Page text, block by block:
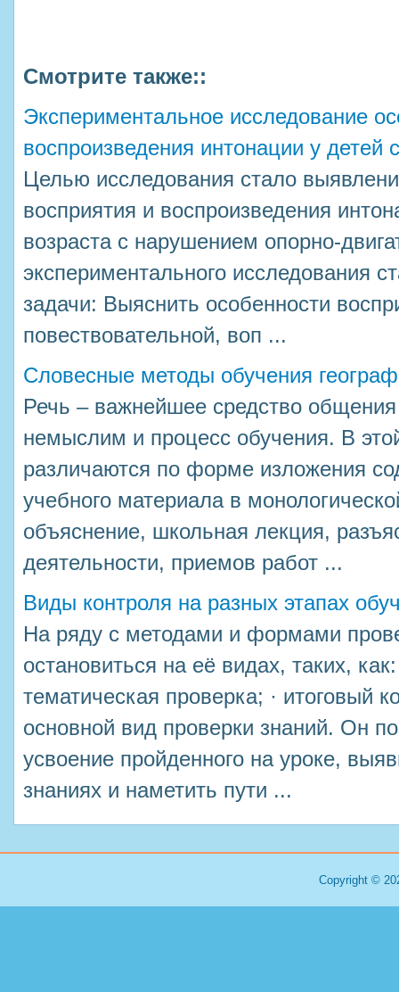
Смотрите также::
Экспериментальное исследование
воспроизведения интонации у детей
Целью исследования стало
восприятия и воспроизведения
возраста с нарушением опорно-
экспериментального исследования
задачи: Выяснить особенности
повествовательной, воп ...
Словесные методы обучения
Речь – важнейшее средство
немыслим и процесс обучения. В
различаются по форме изложения
учебного материала в
объяснение, школьная лекция,
деятельности, приемов работ ...
Виды контроля на разных этапах
На ряду с методами и формами
остановиться на её видах, таких,
тематическая проверка; · итоговый
основной вид проверки знаний. Он
усвоение пройденного на уроке,
знаниях и наметить пути ...
Copyright ©